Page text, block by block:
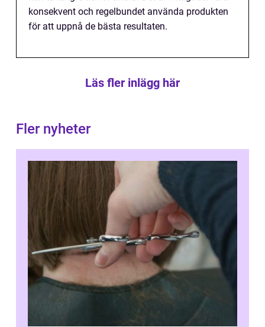
konsekvent och regelbundet använda produkten
för att uppnå de bästa resultaten.
Läs fler inlägg här
Fler nyheter